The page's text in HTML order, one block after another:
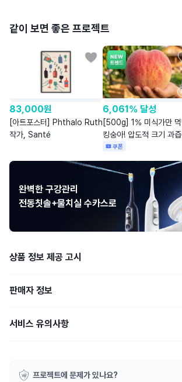
같이 보면 좋은 프로젝트
83,000원
[아트포스터] Phthalo Ruth
작가, Santé
6,061% 달성
[500g] 1% 미식가만 먹
킹숭아! 압도적 크기 과
쿠폰
완벽한 구강관리
전동칫솔+물치실 수카스로
상품 정보 제공 고시
판매자 정보
서비스 유의사항
프로젝트에 문제가 있나요?